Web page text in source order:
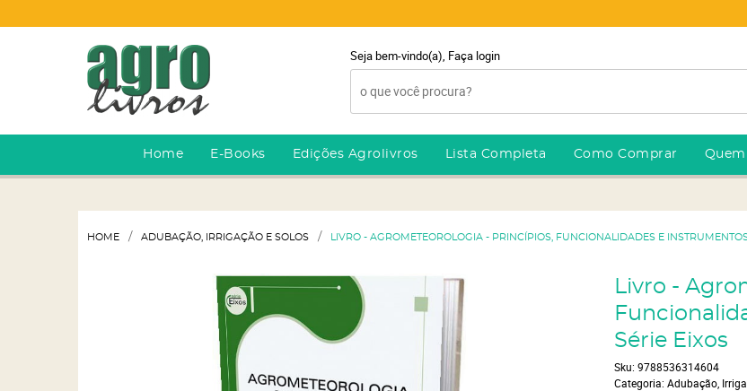
Seja bem-vindo(a), Faça login
Home E-Books Edições Agrolivros Lista Completa Como Comprar
HOME ADUBAÇÃO, IRRIGAÇÃO E SOLOS LIVRO - AGROMETEOROLOGIA - PRINCÍPIOS, FUNCIONALIDADES E
Livro -
Série Eixos
Sku: 9788536314604
Categoria: Adubação,